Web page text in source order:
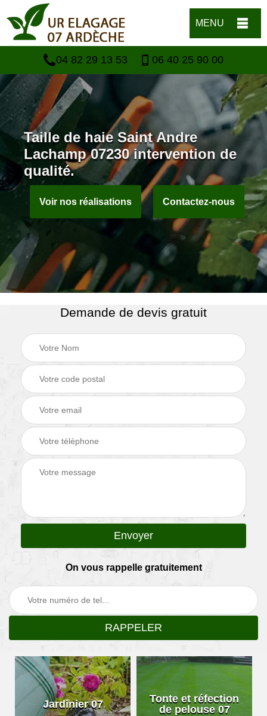
MENU
04 82 29 13 53 06 40 25 90 00
Taille de haie Saint Andre
Lachamp 07230 intervention de
qualité.
Voir nos réalisations Contactez-nous
Demande de devis gratuit
On vous rappelle gratuitement
Jardinier 07
Tonte et réfection
de pelouse 07